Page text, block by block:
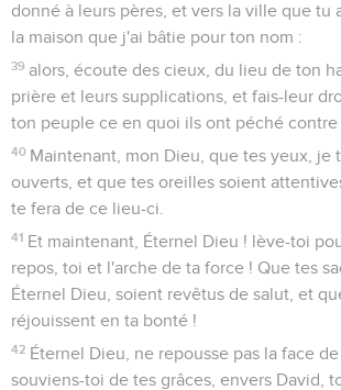
donné à leurs pères, et vers la ville que tu
la maison que j'ai bâtie pour ton nom :
39 alors, écoute des cieux, du lieu de ton
prière et leurs supplications, et fais-leur
ton peuple ce en quoi ils ont péché contre
40 Maintenant, mon Dieu, que tes yeux, je
ouverts, et que tes oreilles soient
te fera de ce lieu-ci.
41 Et maintenant, Éternel Dieu ! lève-toi
repos, toi et l'arche de ta force ! Que tes
Éternel Dieu, soient revêtus de salut, et
réjouissent en ta bonté !
42 Éternel Dieu, ne repousse pas la face
souviens-toi de tes grâces, envers David,